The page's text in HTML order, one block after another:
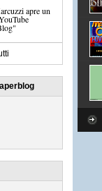
apre un